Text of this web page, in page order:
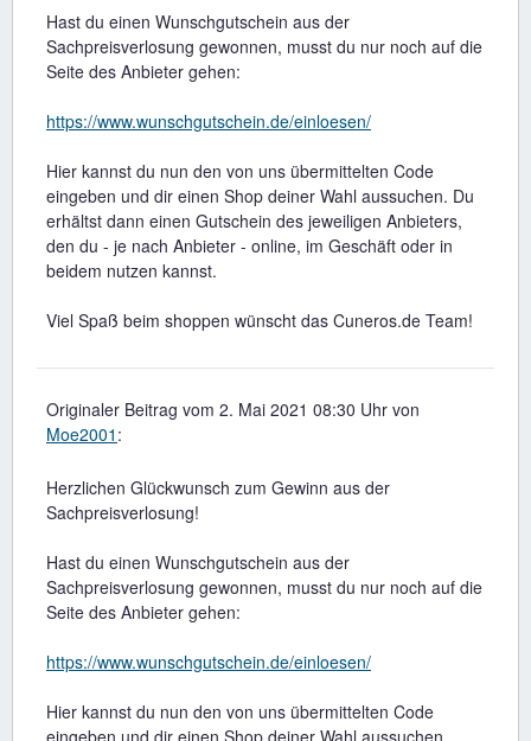
Hast du einen Wunschgutschein aus der
Sachpreisverlosung gewonnen, musst du nur noch auf die
Seite des Anbieter gehen:
https://www.wunschgutschein.de/einloesen/
Hier kannst du nun den von uns übermittelten Code
eingeben und dir einen Shop deiner Wahl aussuchen. Du
erhältst dann einen Gutschein des jeweiligen Anbieters,
den du - je nach Anbieter - online, im Geschäft oder in
beidem nutzen kannst.
Viel Spaß beim shoppen wünscht das Cuneros.de Team!
Originaler Beitrag vom 2. Mai 2021 08:30 Uhr von
Moe2001 :
Herzlichen Glückwunsch zum Gewinn aus der
Sachpreisverlosung!
Hast du einen Wunschgutschein aus der
Sachpreisverlosung gewonnen, musst du nur noch auf die
Seite des Anbieter gehen:
https://www.wunschgutschein.de/einloesen/
Hier kannst du nun den von uns übermittelten Code
eingeben und dir einen Shop deiner Wahl aussuchen.